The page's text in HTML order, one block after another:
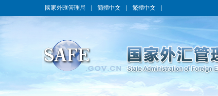
國家外匯管理局 簡體中文 繁體中文